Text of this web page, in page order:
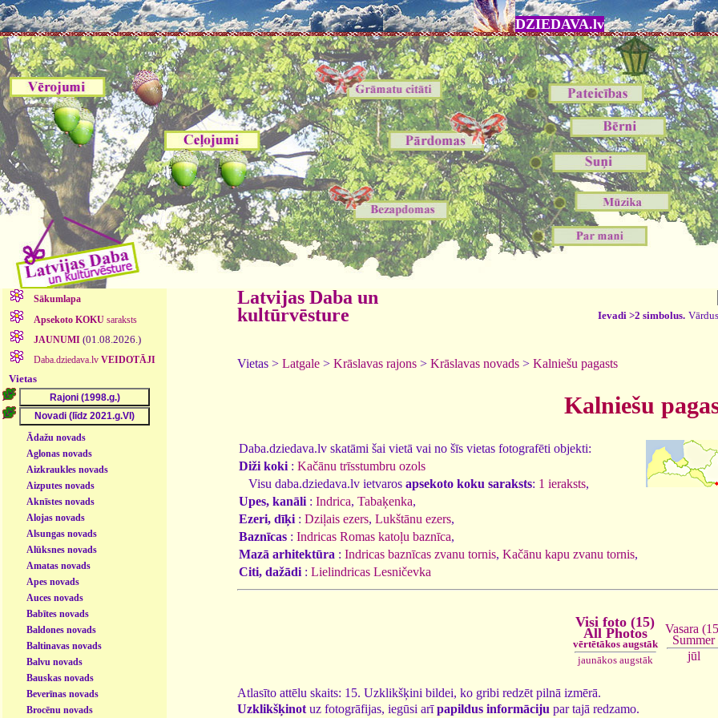
DZIEDAVA.lv
Sākumlapa
Apsekoto KOKUsaraksts
JAUNUMI (01.08.2026.)
Daba.dziedava.lv VEIDOTĀJI
Vietas
Ādažu novads
Aglonas novads
Aizkraukles novads
Aizputes novads
Aknīstes novads
Alojas novads
Alsungas novads
Alūksnes novads
Amatas novads
Apes novads
Auces novads
Babītes novads
Baldones novads
Baltinavas novads
Balvu novads
Bauskas novads
Beverīnas novads
Brocēnu novads
Latvijas Daba un
kultūrvēsture
Ievadi >2 simbolus.
Vietas > Latgale > Krāslavas rajons > Krāslavas novads > Kalniešu pagasts
Kalniešu
Daba.dziedava.lv skatāmi šai vietā vai no šīs vietas fotografēti objekti:
Diži koki : Kačānu trīsstumbru ozols
Visu daba.dziedava.lv ietvaros apsekoto koku saraksts: 1 ieraksts,
Upes, kanāli : Indrica, Tabaķenka,
Ezeri, dīķi : Dziļais ezers, Lukštānu ezers,
Baznīcas : Indricas Romas katoļu baznīca,
Mazā arhitektūra : Indricas baznīcas zvanu tornis, Kačānu kapu zvanu tornis,
Citi, dažādi : Lielindricas Lesničevka
Visi foto (15)
All Photos
vērtētākos augstāk
jaunākos augstāk
Vasara
Summer
jūl
Atlasīto attēlu skaits: 15. Uzklikšķini bildei, ko gribi redzēt pilnā izmērā.
Uzklikšķinot uz fotogrāfijas, iegūsi arīpapildus informāciju par tajā redzamo.